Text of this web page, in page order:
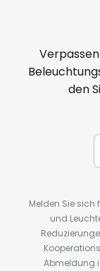
den
Melden Sie
und
Abmeldung